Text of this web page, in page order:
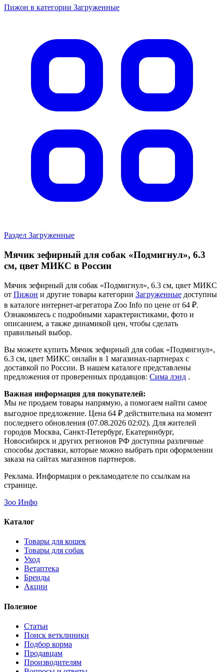
Пижон в категории Загруженные
Раздел Загруженные
Мячик зефирный для собак «Подмигнул», 6.3
см, цвет МИКС в России
Мячик зефирный для собак «Подмигнул», 6.3 см, цвет МИКС
от Пижон и другие товары категории Загруженные доступны
в каталоге интернет-агрегатора Zoo Info по цене от 64 ₽.
Ознакомьтесь с подробными характеристиками, фото и
описанием, а также динамикой цен, чтобы сделать
правильный выбор.
Вы можете купить Мячик зефирный для собак «Подмигнул»,
6.3 см, цвет МИКС онлайн в 1 магазинах-партнерах с
доставкой по России. В нашем каталоге представлены
предложения от проверенных продавцов: Сима лэнд .
Важная информация для покупателей:
Мы не продаем товары напрямую, а помогаем найти самое
выгодное предложение. Цена 64 ₽ действительна на момент
последнего обновления (07.08.2026 02:02). Для жителей
городов Москва, Санкт-Петербург, Екатеринбург,
Новосибирск и других регионов РФ доступны различные
способы доставки, которые можно выбрать при оформлении
заказа на сайтах магазинов партнеров.
Реклама. Информация о рекламодателе по ссылкам на
странице.
Зоо Инфо
Каталог
Товары для кошек
Товары для собак
Уход
Ветаптека
Бренды
Акции
Полезное
Статьи
Поиск ветклиники
Подбор корма
Продавцам
Производителям